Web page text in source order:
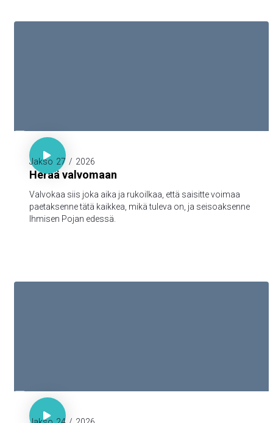
Luuk. 21:36

Jakso 27 / 2026
Herää valvomaan
Valvokaa siis joka aika ja rukoilkaa, että saisitte voimaa
paetaksenne tätä kaikkea, mikä tuleva on, ja seisoaksenne
Ihmisen Pojan edessä.
1. Piet. 1:3-5
